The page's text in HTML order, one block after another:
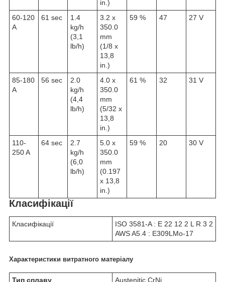
in.)
60-120
A
61 sec
1.4
kg/h
(3,1
lb/h)
3.2 x
350.0
mm
(1/8 x
13,8
in.)
59 % 47 27 V
85-180
A
56 sec
2.0
kg/h
(4,4
lb/h)
4.0 x
350.0
mm
(5/32 x
13,8
in.)
61 % 32 31 V
110-
250 A
64 sec
2.7
kg/h
(6,0
lb/h)
5.0 x
350.0
mm
(0.197
x 13,8
in.)
59 % 20 30 V
Класифікації
Класифікації
ISO 3581-A : E 22 12 2 L R 3 2
AWS A5.4 : E309LMo-17
Характеристики витратного матеріалу
Тип сплаву
Austenitic CrNi